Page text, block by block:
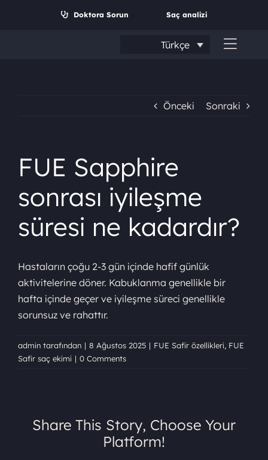
Doktora Sorun Saç analizi
Türkçe
Arama:
Önceki Sonraki
FUE Sapphire
sonrası iyileşme
süresi ne kadardır?
Hastaların çoğu 2-3 gün içinde hafif günlük
aktivitelerine döner. Kabuklanma genellikle bir
hafta içinde geçer ve iyileşme süreci genellikle
sorunsuz ve rahattır.
admin tarafından | 8 Ağustos 2025 | FUE Safir özellikleri, FUE
Safir saç ekimi | 0 Comments
Share This Story, Choose Your
Platform!